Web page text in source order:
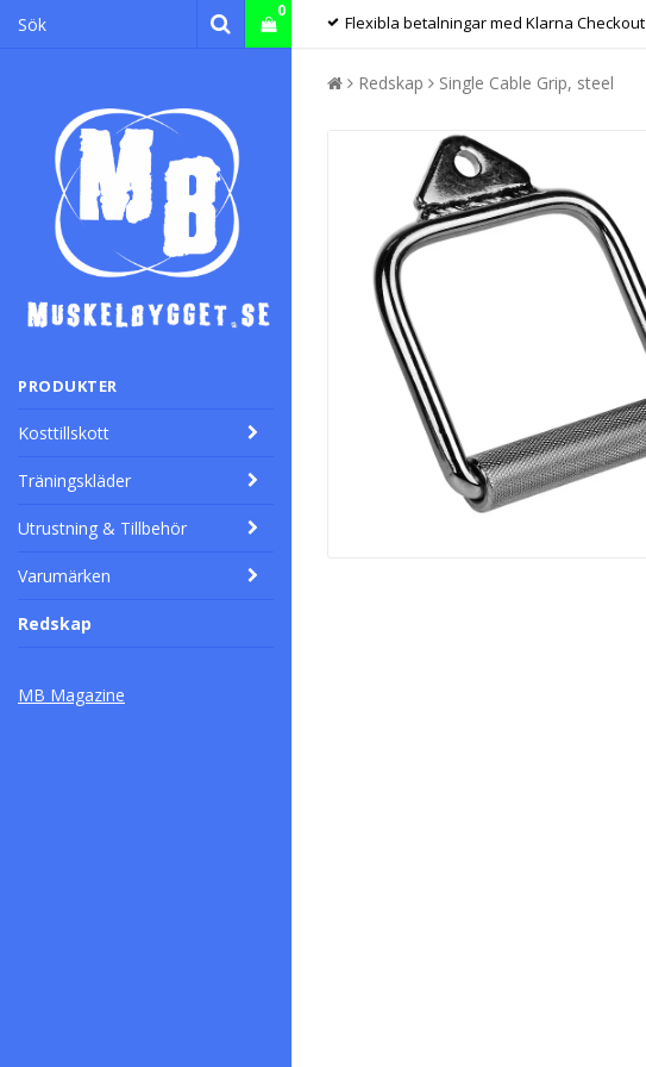
Flexibla betalningar med Klarna Checkout
0
PRODUKTER
Kosttillskott
Träningskläder
Utrustning & Tillbehör
Varumärken
Redskap
MB Magazine
Redskap Single Cable Grip, steel